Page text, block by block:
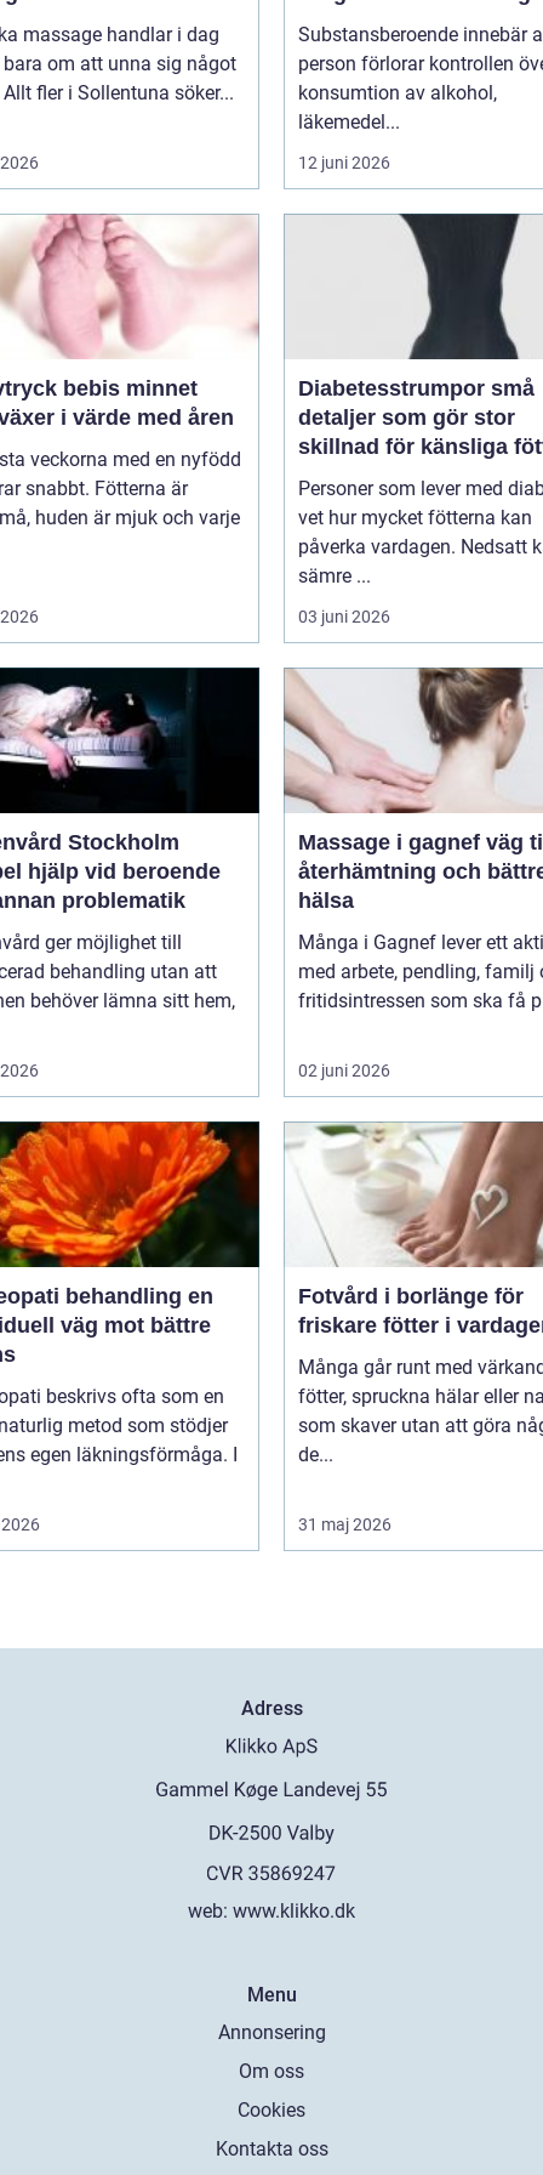
massage handlar i dag
om att unna sig något
fler i Sollentuna söker...
Substansberoende innebär
person förlorar kontrollen
konsumtion av alkohol,
läkemedel...
12 juni 2026
bebis minnet
i värde med åren
veckorna med en nyfödd
snabbt. Fötterna är
huden är mjuk och varje
Diabetesstrumpor små
detaljer som gör stor
skillnad för känsliga
Personer som lever med
vet hur mycket fötterna kan
påverka vardagen. Nedsatt
sämre ...
03 juni 2026
Stockholm
hjälp vid beroende
problematik
ger möjlighet till
behandling utan att
behöver lämna sitt hem,
Massage i gagnef väg till
återhämtning och
hälsa
Många i Gagnef lever ett
med arbete, pendling, familj
fritidsintressen som ska få
02 juni 2026
behandling en
väg mot bättre
beskrivs ofta som en
metod som stödjer
egen läkningsförmåga. I
Fotvård i borlänge för
friskare fötter i
Många går runt med
fötter, spruckna hälar eller
som skaver utan att göra
de...
31 maj 2026
Adress
web: www.klikko.dk
Menu
Annonsering
Om oss
Cookies
Kontakta oss